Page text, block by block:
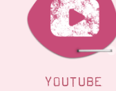
YOUTUBE